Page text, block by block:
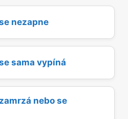
nezapne
sama vypíná
nebo se